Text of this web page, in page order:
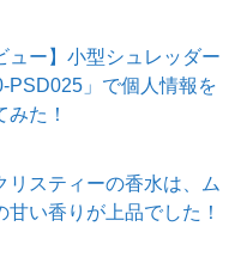
ュー】小型シュレッダー
PSD025」で個人情報を
みた！
リスティーの香水は、ム
甘い香りが上品でした！